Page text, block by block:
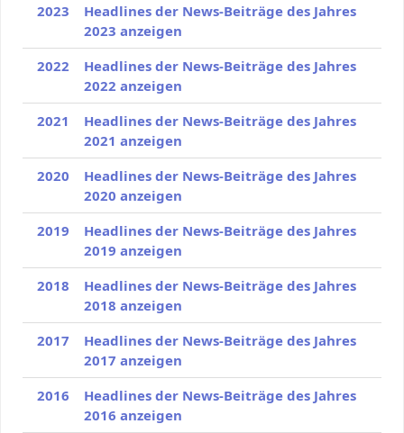
2023
Headlines der News-Beiträge des Jahres
2023 anzeigen
2022
Headlines der News-Beiträge des Jahres
2022 anzeigen
2021
Headlines der News-Beiträge des Jahres
2021 anzeigen
2020
Headlines der News-Beiträge des Jahres
2020 anzeigen
2019
Headlines der News-Beiträge des Jahres
2019 anzeigen
2018
Headlines der News-Beiträge des Jahres
2018 anzeigen
2017
Headlines der News-Beiträge des Jahres
2017 anzeigen
2016
Headlines der News-Beiträge des Jahres
2016 anzeigen